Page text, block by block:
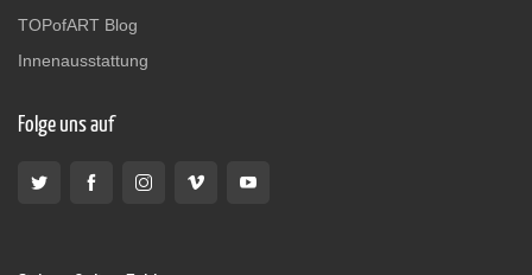
TOPofART Blog
Innenausstattung
Folge uns auf